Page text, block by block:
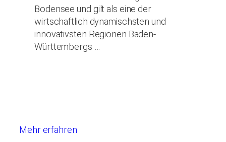
Bodensee und gilt als eine der
wirtschaftlich dynamischsten und
innovativsten Regionen Baden-
Württembergs …
Mehr erfahren